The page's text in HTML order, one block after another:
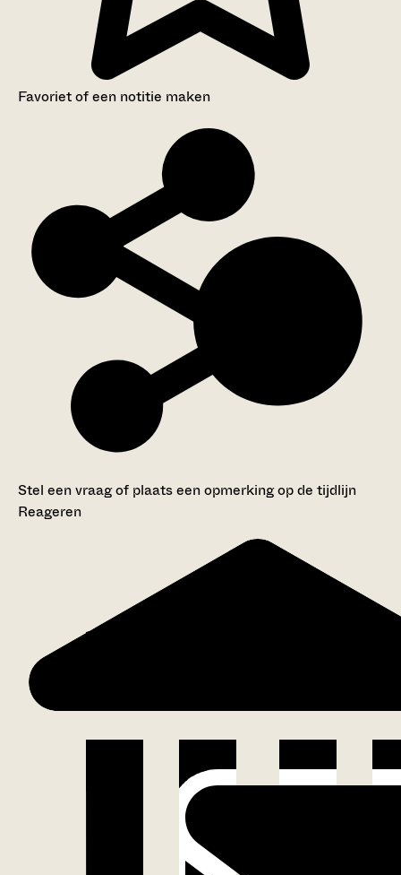
Favoriet of een notitie maken
Stel een vraag of plaats een opmerking op de tijdlijn
Reageren